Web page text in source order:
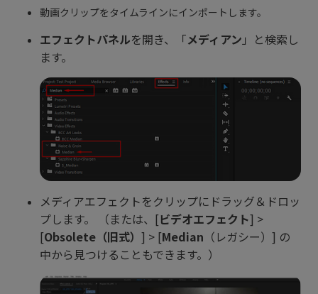
動画クリップをタイムラインにインポートします。
エフェクトパネルを開き、「メディアン 」と検索し
ます。
メディアエフェクトをクリップにドラッグ＆ドロッ
プします。 （または、[ビデオエフェクト] >
[Obsolete（旧式） ] > [Median （レガシー）] の
中から見つけることもできます。）